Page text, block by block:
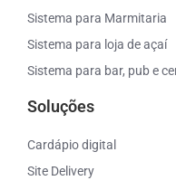
Sistema para Marmitaria
Sistema para loja de açaí
Sistema para bar, pub e
Soluções
Cardápio digital
Site Delivery